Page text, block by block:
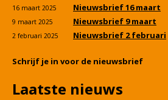
16 maart 2025 Nieuwsbrief 16 maart
9 maart 2025 Nieuwsbrief 9 maart
2 februari 2025 Nieuwsbrief 2 februari
Schrijf je in voor de nieuwsbrief
Laatste nieuws